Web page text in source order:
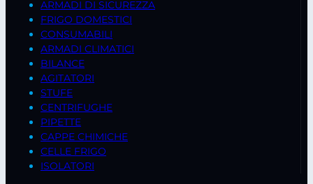
ARMADI DI SICUREZZA
FRIGO DOMESTICI
CONSUMABILI
ARMADI CLIMATICI
BILANCE
AGITATORI
STUFE
CENTRIFUGHE
PIPETTE
CAPPE CHIMICHE
CELLE FRIGO
ISOLATORI